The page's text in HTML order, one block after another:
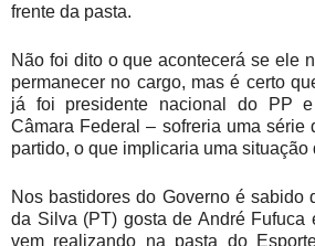
frente da pasta.
Não foi dito o que acontecerá se ele
permanecer no cargo, mas é certo
já foi presidente nacional do PP
Câmara Federal – sofreria uma série
partido, o que implicaria uma situação
Nos bastidores do Governo é sabido
da Silva (PT) gosta de André Fufuca
vem realizando na pasta do